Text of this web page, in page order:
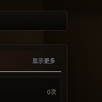
显示更多
0次